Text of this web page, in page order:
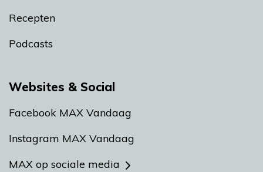
Recepten
Podcasts
Websites & Social
Facebook MAX Vandaag
Instagram MAX Vandaag
MAX op sociale media